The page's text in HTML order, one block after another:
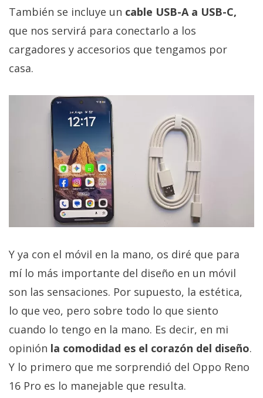
También se incluye un cable USB-A a USB-C,
que nos servirá para conectarlo a los
cargadores y accesorios que tengamos por
casa.
Y ya con el móvil en la mano, os diré que para
mí lo más importante del diseño en un móvil
son las sensaciones. Por supuesto, la estética,
lo que veo, pero sobre todo lo que siento
cuando lo tengo en la mano. Es decir, en mi
opinión la comodidad es el corazón del diseño.
Y lo primero que me sorprendió del Oppo Reno
16 Pro es lo manejable que resulta.